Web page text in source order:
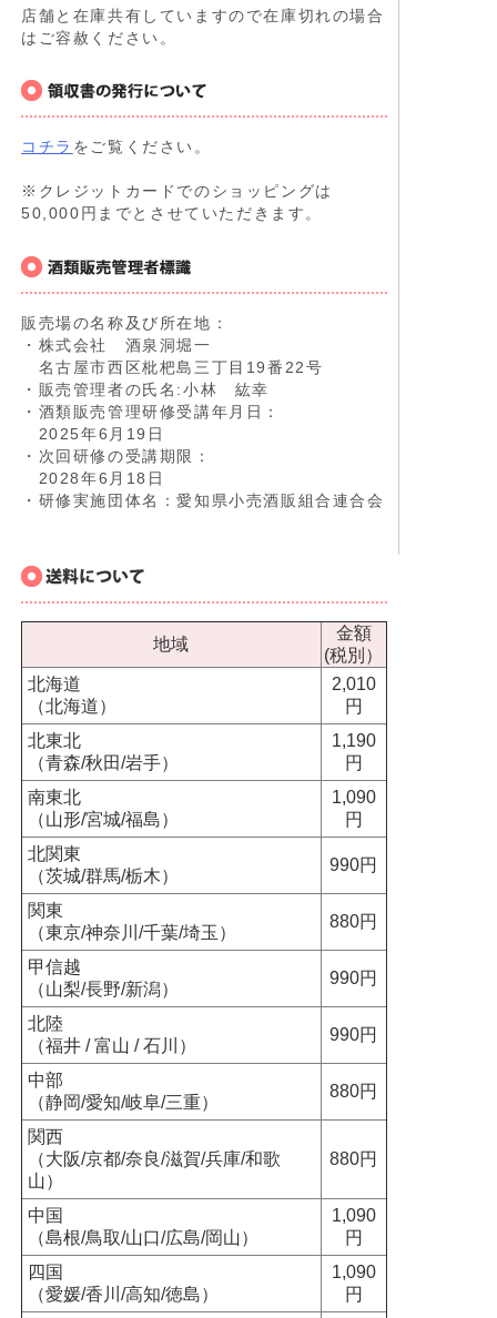
店舗と在庫共有していますので在庫切れの場合
はご容赦ください。
コチラ をご覧ください。
※クレジットカードでのショッピングは
50,000円までとさせていただきます。
販売場の名称及び所在地：
・株式会社 酒泉洞堀一
名古屋市西区枇杷島三丁目19番22号
・販売管理者の氏名:小林 紘幸
・酒類販売管理研修受講年月日：
2025年6月19日
・次回研修の受講期限：
2028年6月18日
・研修実施団体名：愛知県小売酒販組合連合会
地域
金額
(税別）
北海道
（北海道）
2,010
円
北東北
（青森/秋田/岩手）
1,190
円
南東北
（山形/宮城/福島）
1,090
円
北関東
（茨城/群馬/栃木）
990円
関東
（東京/神奈川/千葉/埼玉）
880円
甲信越
（山梨/長野/新潟）
990円
北陸
（福井 / 富山 / 石川）
990円
中部
（静岡/愛知/岐阜/三重）
880円
関西
（大阪/京都/奈良/滋賀/兵庫/和歌
山）
880円
中国
（島根/鳥取/山口/広島/岡山）
1,090
円
四国
（愛媛/香川/高知/徳島）
1,090
円